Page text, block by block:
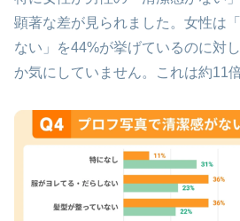
顕著な差が見られました。女性は
ない」を44%が挙げているのに対
か気にしていません。これは約11